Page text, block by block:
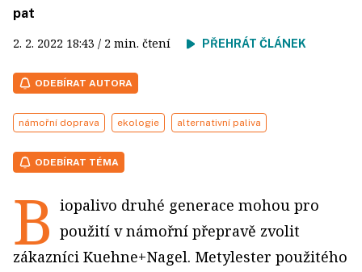
pat
2. 2. 2022 18:43 / 2 min. čtení PŘEHRÁT ČLÁNEK
ODEBÍRAT AUTORA
námořní doprava ekologie alternativní paliva
ODEBÍRAT TÉMA
B iopalivo druhé generace mohou pro
použití v námořní přepravě zvolit
zákazníci Kuehne+Nagel. Metylester použitého